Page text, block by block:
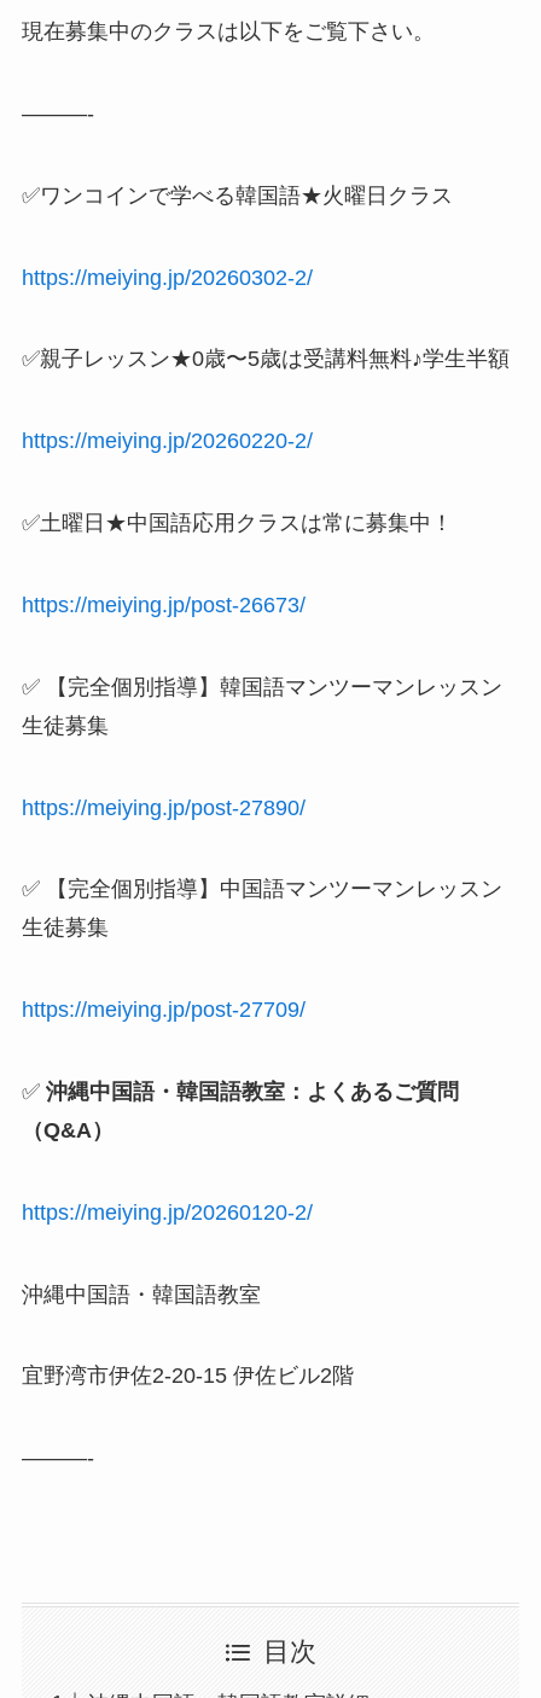
現在募集中のクラスは以下をご覧下さい。
———-
✅ワンコインで学べる韓国語★火曜日クラス
https://meiying.jp/20260302-2/
✅親子レッスン★0歳〜5歳は受講料無料♪学生半額
https://meiying.jp/20260220-2/
✅土曜日★中国語応用クラスは常に募集中！
https://meiying.jp/post-26673/
✅ 【完全個別指導】韓国語マンツーマンレッスン
生徒募集
https://meiying.jp/post-27890/
✅ 【完全個別指導】中国語マンツーマンレッスン
生徒募集
https://meiying.jp/post-27709/
✅沖縄中国語・韓国語教室：よくあるご質問
（Q&A）
https://meiying.jp/20260120-2/
沖縄中国語・韓国語教室
宜野湾市伊佐2-20-15 伊佐ビル2階
———-
目次